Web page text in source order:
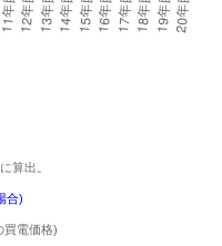
算出。
合)
買電価格)